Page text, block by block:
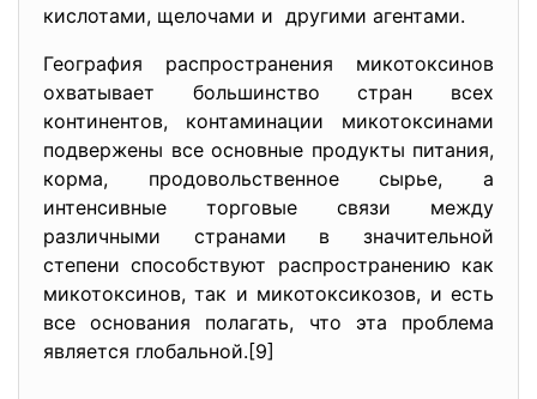
кислотами, щелочами и другими агентами.
География распространения микотоксинов
охватывает большинство стран всех
континентов, контаминации микотоксинами
подвержены все основные продукты питания,
корма, продовольственное сырье, а
интенсивные торговые связи между
различными странами в значительной
степени способствуют распространению как
микотоксинов, так и микотоксикозов, и есть
все основания полагать, что эта проблема
является глобальной.[9]